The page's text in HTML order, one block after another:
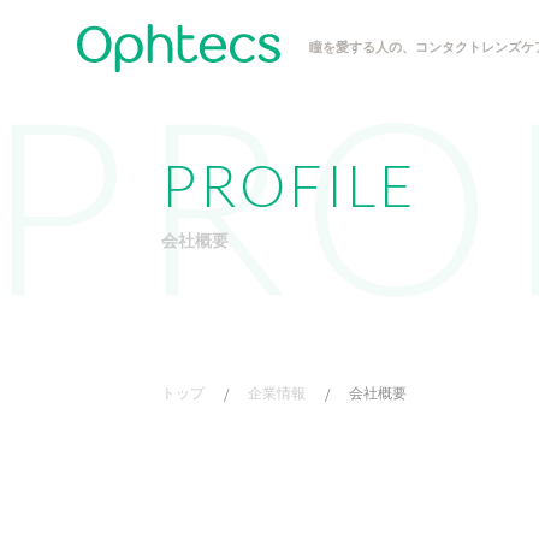
瞳を愛する人の、コンタクトレンズケ
PROFILE
会社概要
トップ / 企業情報 / 会社概要